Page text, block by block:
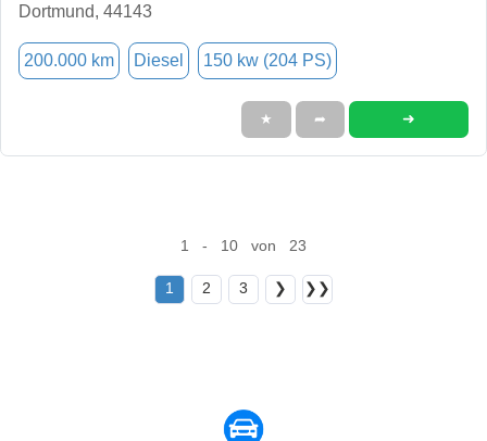
Dortmund, 44143
200.000 km Diesel 150 kw (204 PS)
★ ➦ ➜
1 - 10 von 23
1 2 3 ❯ ❯❯